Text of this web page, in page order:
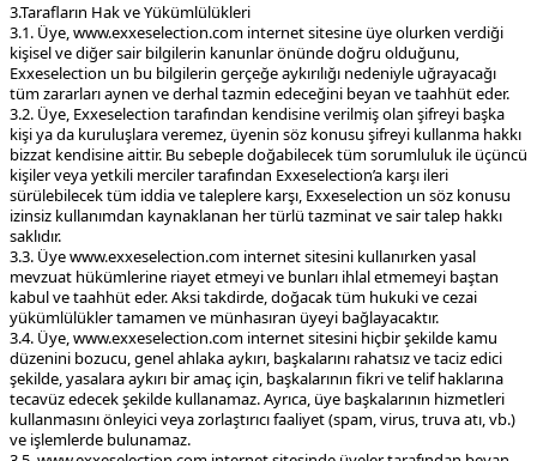
3.Tarafların Hak ve Yükümlülükleri
3.1. Üye, www.exxeselection.com internet sitesine üye olurken verdiği
kişisel ve diğer sair bilgilerin kanunlar önünde doğru olduğunu,
Exxeselection un bu bilgilerin gerçeğe aykırılığı nedeniyle uğrayacağı
tüm zararları aynen ve derhal tazmin edeceğini beyan ve taahhüt eder.
3.2. Üye, Exxeselection tarafından kendisine verilmiş olan şifreyi başka
kişi ya da kuruluşlara veremez, üyenin söz konusu şifreyi kullanma hakkı
bizzat kendisine aittir. Bu sebeple doğabilecek tüm sorumluluk ile üçüncü
kişiler veya yetkili merciler tarafından Exxeselection’a karşı ileri
sürülebilecek tüm iddia ve taleplere karşı, Exxeselection un söz konusu
izinsiz kullanımdan kaynaklanan her türlü tazminat ve sair talep hakkı
saklıdır.
3.3. Üye www.exxeselection.com internet sitesini kullanırken yasal
mevzuat hükümlerine riayet etmeyi ve bunları ihlal etmemeyi baştan
kabul ve taahhüt eder. Aksi takdirde, doğacak tüm hukuki ve cezai
yükümlülükler tamamen ve münhasıran üyeyi bağlayacaktır.
3.4. Üye, www.exxeselection.com internet sitesini hiçbir şekilde kamu
düzenini bozucu, genel ahlaka aykırı, başkalarını rahatsız ve taciz edici
şekilde, yasalara aykırı bir amaç için, başkalarının fikri ve telif haklarına
tecavüz edecek şekilde kullanamaz. Ayrıca, üye başkalarının hizmetleri
kullanmasını önleyici veya zorlaştırıcı faaliyet (spam, virus, truva atı, vb.)
ve işlemlerde bulunamaz.